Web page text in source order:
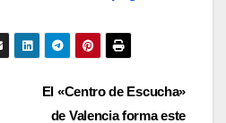
El «Centro de Escucha»
de Valencia forma este